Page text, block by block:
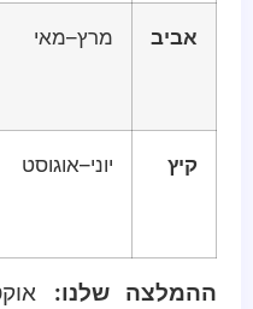
אביב מרץ–מאי
קיץ יוני–אוגוסט
ההמלצה שלנו: